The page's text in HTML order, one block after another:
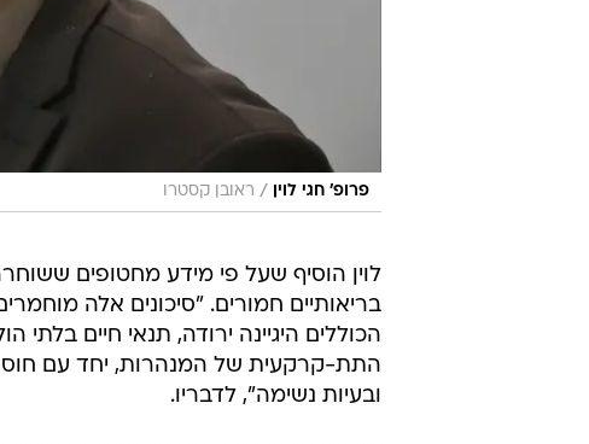
פרופ' חגי לוין / ראובן קסטרו
לוין הוסיף שעל פי מידע מחטופים
בריאותיים חמורים. "סיכונים אלה
הכוללים היגיינה ירודה, תנאי חיים
התת-קרקעית של המנהרות, יחד עם חוסר
ובעיות נשימה", לדבריו.